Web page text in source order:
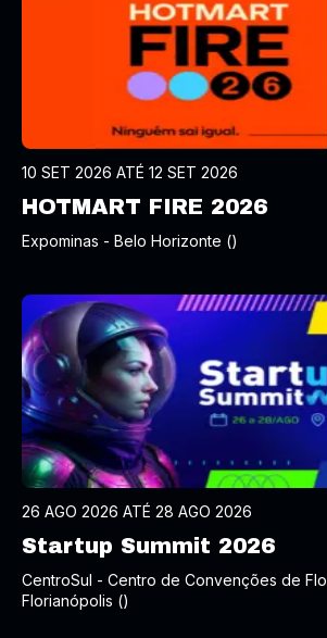
10 SET 2026 ATÉ 12 SET 2026
HOTMART FIRE 2026
Expominas - Belo Horizonte ()
26 AGO 2026 ATÉ 28 AGO 2026
Startup Summit 2026
CentroSul - Centro de Convenções de
Florianópolis ()